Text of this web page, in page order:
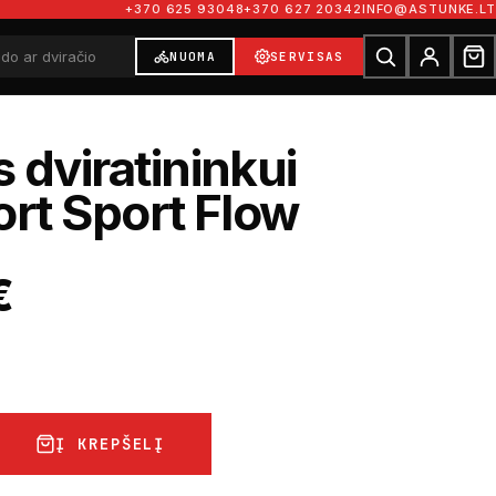
+370 625 93048+370 627 20342INFO@ASTUNKE.LT
NUOMA SERVISAS
dviratininkui
Sport Flow
Į KREPŠELĮ